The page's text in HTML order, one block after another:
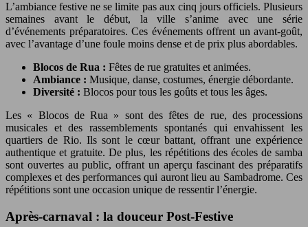
L’ambiance festive ne se limite pas aux cinq jours officiels. Plusieurs
semaines avant le début, la ville s’anime avec une série
d’événements préparatoires. Ces événements offrent un avant-goût,
avec l’avantage d’une foule moins dense et de prix plus abordables.
Blocos de Rua : Fêtes de rue gratuites et animées.
Ambiance : Musique, danse, costumes, énergie débordante.
Diversité : Blocos pour tous les goûts et tous les âges.
Les « Blocos de Rua » sont des fêtes de rue, des processions
musicales et des rassemblements spontanés qui envahissent les
quartiers de Rio. Ils sont le cœur battant, offrant une expérience
authentique et gratuite. De plus, les répétitions des écoles de samba
sont ouvertes au public, offrant un aperçu fascinant des préparatifs
complexes et des performances qui auront lieu au Sambadrome. Ces
répétitions sont une occasion unique de ressentir l’énergie.
Après-carnaval : la douceur Post-Festive